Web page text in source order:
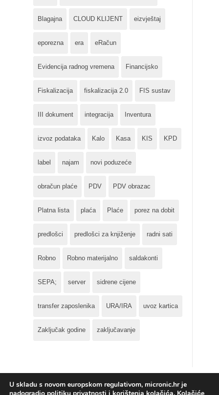
Blagajna CLOUD KLIJENT eizvještaj
eporezna era eRačun
Evidencija radnog vremena Financijsko
Fiskalizacija fiskalizacija 2.0 FIS sustav
III dokument integracija Inventura
izvoz podataka Kalo Kasa KIS KPD
label najam novi poduzeće
obračun plaće PDV PDV obrazac
Platna lista plaća Plaće porez na dobit
predlošci predlošci za knjiženje radni sati
Robno Robno materijalno saldakonti
SEPA; server sidrene cijene
transfer zaposlenika URA/IRA uvoz kartica
Zaključak godine zaključavanje
U skladu s novom europskom regulativom, micronic.hr je